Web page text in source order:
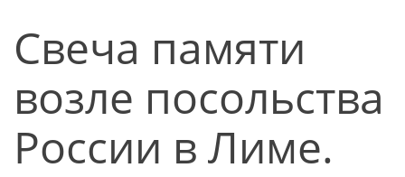
Свеча памяти
возле посольства
России в Лиме.